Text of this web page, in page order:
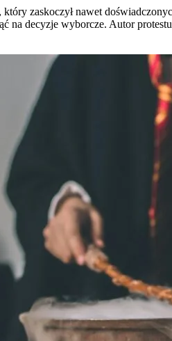
zaskoczył nawet
na decyzje wyborcze. Autor